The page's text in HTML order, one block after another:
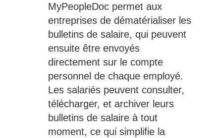
MyPeopleDoc permet aux
entreprises de dématérialiser les
bulletins de salaire, qui peuvent
ensuite être envoyés
directement sur le compte
personnel de chaque employé.
Les salariés peuvent consulter,
télécharger, et archiver leurs
bulletins de salaire à tout
moment, ce qui simplifie la